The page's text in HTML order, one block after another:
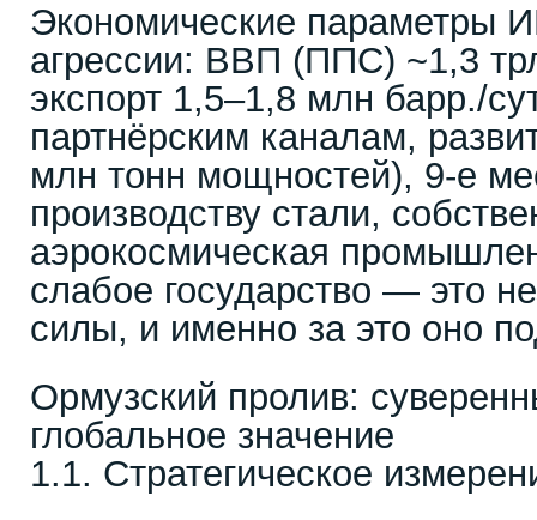
Экономические параметры
агрессии: ВВП (ППС) ~1,3
экспорт 1,5–1,8 млн барр./
партнёрским каналам,
млн тонн мощностей), 9-е
производству стали,
аэрокосмическая
слабое государство — это
силы, и именно за это оно
Ормузский пролив:
глобальное значение
1.1. Стратегическое